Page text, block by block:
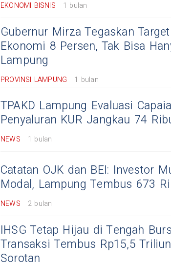
EKONOMI BISNIS 1 bulan
Gubernur Mirza Tegaskan
Ekonomi 8 Persen, Tak Bisa
Lampung
PROVINSI LAMPUNG 1 bulan
​TPAKD Lampung Evaluasi
Penyaluran KUR Jangkau 74
NEWS 1 bulan
Catatan OJK dan BEI: Investor
Modal, Lampung Tembus 673
NEWS 2 bulan
IHSG Tetap Hijau di Tengah
Transaksi Tembus Rp15,5